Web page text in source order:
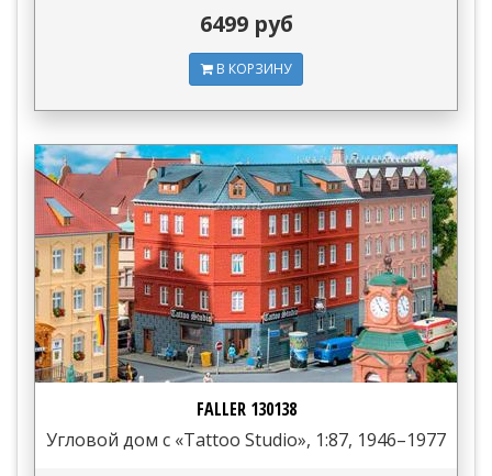
6499 руб
В КОРЗИНУ
FALLER 130138
Угловой дом с «Tattoo Studio», 1:87, 1946–1977